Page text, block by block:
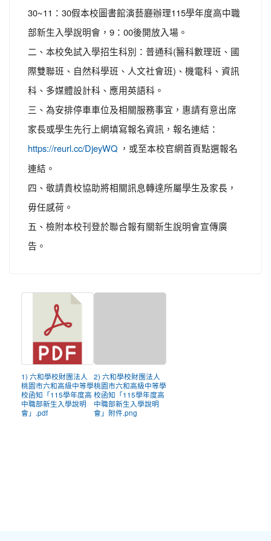
30~11：30假本校圖書館演藝廳辦理115學年度高中職
部新生入學說明會，9：00後開放入場。
二、本校免試入學招生科別：普通科(醫科數理班、國
際雙聯班、自然科學班、人文社會班)、機電科、資訊
科、多媒體設計科、應用英語科。
三、為安排停車車位及相關服務事宜，惠請有意出席
家長或學生先行上網填寫報名資訊，報名連結：
https://reurl.cc/DjeyWQ
，或至本校官網首頁點選報名
連結。
四、敬請貴校協助將相關訊息轉達所屬學生及家長，
毋任感荷。
五、檢附本校刊登於聯合報有關新生說明會宣傳廣
告。
1) 六和學校財團法人
桃園市六和高級中等學
校函知「115學年度高
中職部新生入學說明
會」.pdf
2) 六和學校財團法人
桃園市六和高級中等學
校函知「115學年度高
中職部新生入學說明
會」附件.png